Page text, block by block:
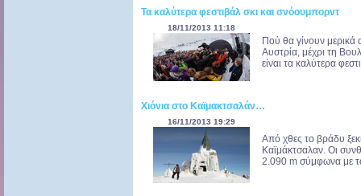
Τα καλύτερα φεστιβάλ σκι και σνόουμπορντ
18/11/2013 11:18
Πού θα γίνουν
Αυστρία, μέχρι τη
είναι τα καλύτερα
Χιόνια στο Καϊμακτσαλάν…
16/11/2013 19:29
Από χθες το βράδυ
Καϊμάκτσαλαν. Οι
2.090 m σύμφωνα με